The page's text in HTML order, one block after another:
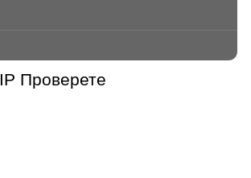
IP Проверете